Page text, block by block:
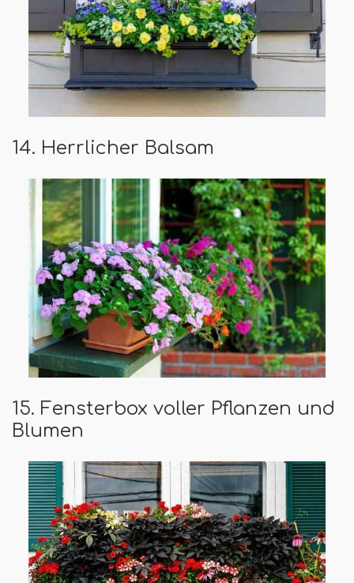
14. Herrlicher Balsam
15. Fensterbox voller Pflanzen und
Blumen